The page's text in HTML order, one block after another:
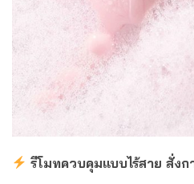
รีโมทควบคุมแบบไร้สาย สั่งก